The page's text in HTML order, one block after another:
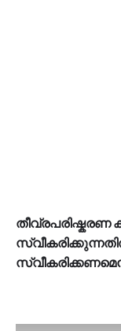
തീവ്രപരിഷ്കരണ